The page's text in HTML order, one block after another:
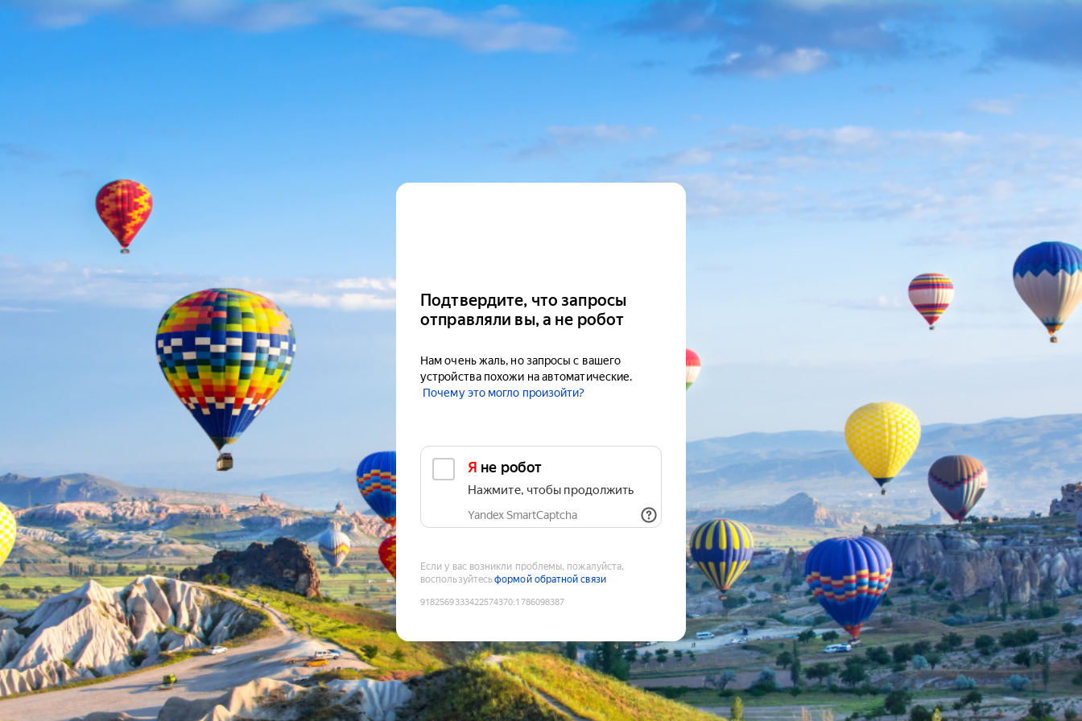
Подтвердите, что запросы
отправляли вы, а не робот
Нам очень жаль, но запросы с вашего
устройства похожи на автоматические.
Почему это могло произойти?
Я не робот
Нажмите, чтобы продолжить
Yandex SmartCaptcha
Если у вас возникли проблемы, пожалуйста,
воспользуйтесьформой обратной связи
9182569333422574370:1786098387